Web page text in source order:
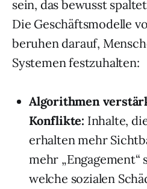
sein, das bewusst
Die Geschäftsmodelle
beruhen darauf,
Systemen festzuhalten:
Algorithmen
Konflikte: Inhalte,
erhalten mehr
mehr „Engagement“
welche sozialen